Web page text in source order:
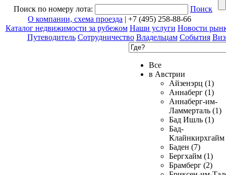
Поиск по номеру лота:
Поиск
О компании, схема проезда | +7 (495) 258-88-66
Каталог недвижимости за рубежом Наши услуги Новости
Путеводитель Сотрудничество Владельцам События
Все
в Австрии
Айзенэрц (1)
Аннаберг (1)
Аннаберг-им-
Ламмерталь (1)
Бад Ишль (1)
Бад-
Клайнкирхгайм
Баден (7)
Бергхайм (1)
Брамберг (2)